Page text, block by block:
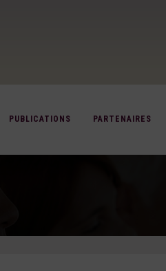
PUBLICATIONS PARTENAIRES